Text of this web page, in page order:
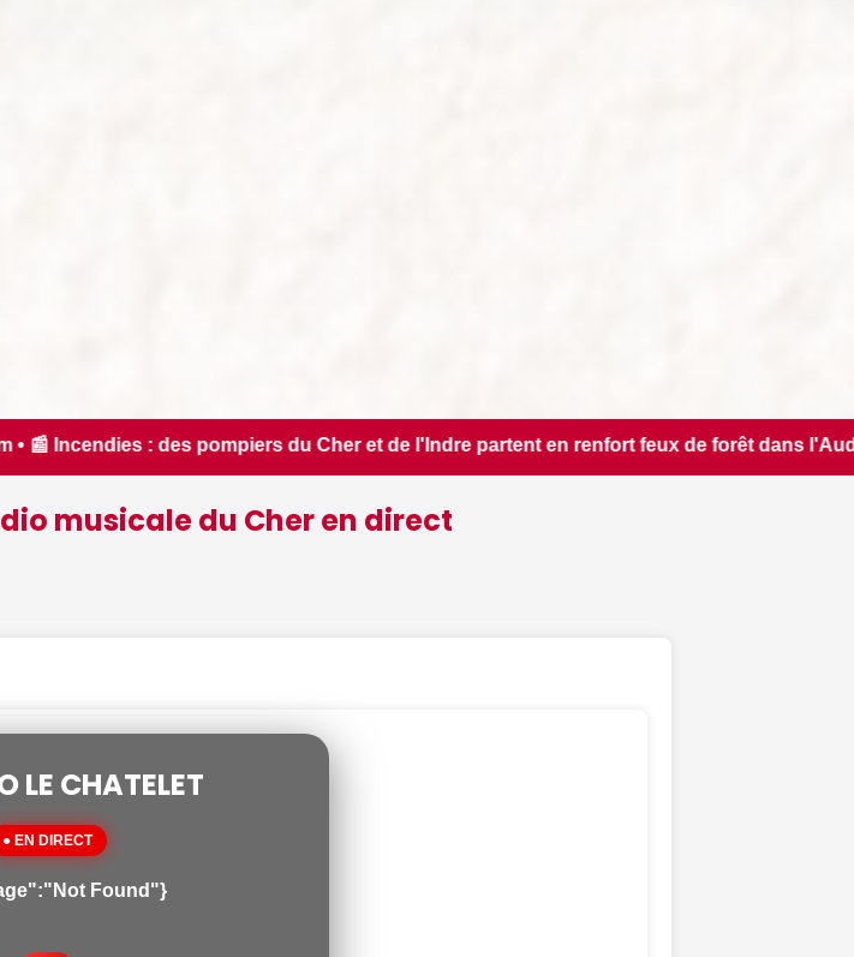
en renfort feux de forêt dans l'Aude - ici.fr • 📰 Les ressources en eau dans un
musicale du Cher en direct
LE CHATELET
● EN DIRECT
Found"}